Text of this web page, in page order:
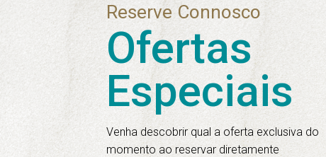
Reserve Connosco
Ofertas
Especiais
Venha descobrir qual a oferta exclusiva do
momento ao reservar diretamente